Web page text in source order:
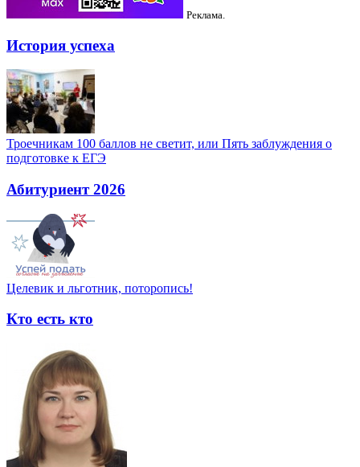
Реклама.
История успеха
Троечникам 100 баллов не светит, или Пять заблуждения о
подготовке к ЕГЭ
Абитуриент 2026
Целевик и льготник, поторопись!
Кто есть кто